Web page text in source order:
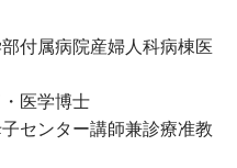
付属病院産婦人科病棟医
医学博士
センター講師兼診療准教